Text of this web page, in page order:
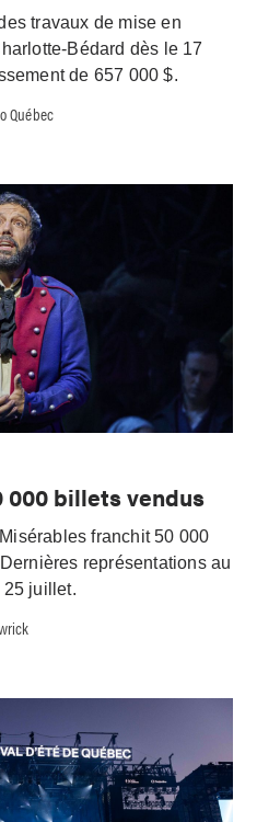
travaux de mise en
Bédard dès le 17
de 657 000 $.
Québec
000 billets vendus
franchit 50 000
représentations au
juillet.